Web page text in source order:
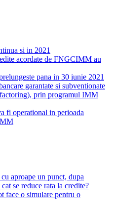
si in 2021
acordate de FNGCIMM au
pana in 30 iunie 2021
garantate si subventionate
prin programul IMM
fi operational in perioada
aproape un punct, dupa
se reduce rata la credite?
face o simulare pentru o